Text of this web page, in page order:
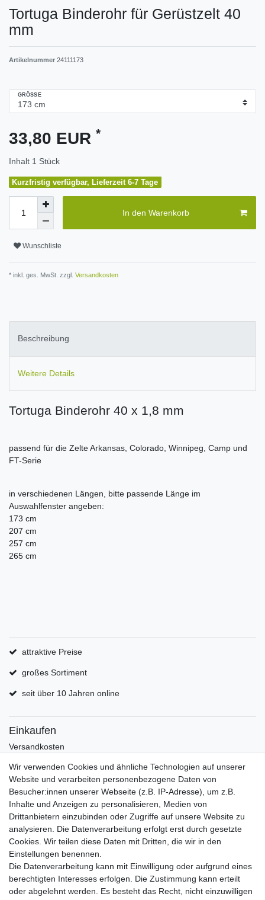
Tortuga Binderohr für Gerüstzelt 40
mm
Artikelnummer 24111173
GRÖSSE
33,80 EUR *
Inhalt 1 Stück
Kurzfristig verfügbar, Lieferzeit 6-7 Tage
In den Warenkorb
Wunschliste
* inkl. ges. MwSt. zzgl. Versandkosten
Beschreibung
Weitere Details
Tortuga Binderohr 40 x 1,8 mm
passend für die Zelte Arkansas, Colorado, Winnipeg, Camp und
FT-Serie
in verschiedenen Längen, bitte passende Länge im
Auswahlfenster angeben:
173 cm
207 cm
257 cm
265 cm
attraktive Preise
großes Sortiment
seit über 10 Jahren online
Einkaufen
Versandkosten
Hilfe
Informationen
Batterieverordnung
Über uns
Garantie Paella/Allgrill
Garantie Autohome
Newsletter
Wir verwenden Cookies und ähnliche Technologien auf unserer
Website und verarbeiten personenbezogene Daten von
Besucher:innen unserer Webseite (z.B. IP-Adresse), um z.B.
Inhalte und Anzeigen zu personalisieren, Medien von
Drittanbietern einzubinden oder Zugriffe auf unsere Website zu
analysieren. Die Datenverarbeitung erfolgt erst durch gesetzte
Cookies. Wir teilen diese Daten mit Dritten, die wir in den
Einstellungen benennen.
Die Datenverarbeitung kann mit Einwilligung oder aufgrund eines
berechtigten Interesses erfolgen. Die Zustimmung kann erteilt
oder abgelehnt werden. Es besteht das Recht, nicht einzuwilligen